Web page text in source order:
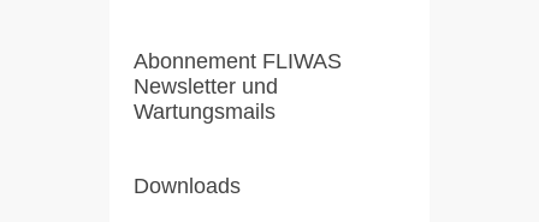
Abonnement FLIWAS
Newsletter und
Wartungsmails
Downloads